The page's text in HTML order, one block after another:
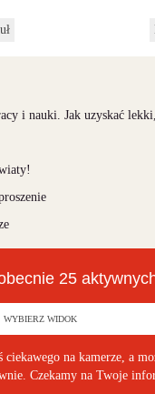
i nauki. Jak uzyskać
25
ciekawego na kamerze, a
Czekamy na Twoje